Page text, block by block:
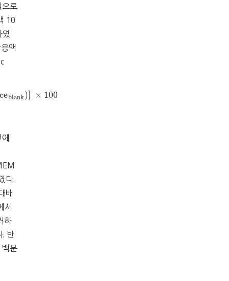
로
10
였
액
blank)] × 100
)]×100
다.
배
서
하
. 반
분